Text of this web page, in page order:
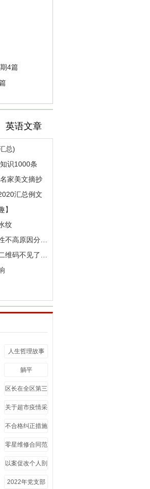
4篇
英语文章
总)
识1000条
家美文摘抄
汇总例文
】
纹
人生哲理故事
躺平
区长在全区第三
关于超市疫情采
不合格纠正措施
零星维修合同范
以案促改个人剖
2022年党支部